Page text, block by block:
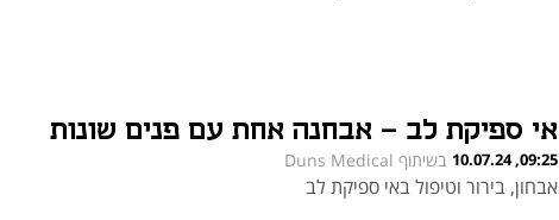
אי ספיקת לב – אבחנה אחת עם פנים שונות
09:25, 10.07.24 בשיתוף Duns Medical
אבחון, בירור וטיפול באי ספיקת לב